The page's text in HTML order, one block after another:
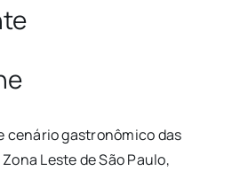
cenário gastronômico das
Leste de São Paulo,